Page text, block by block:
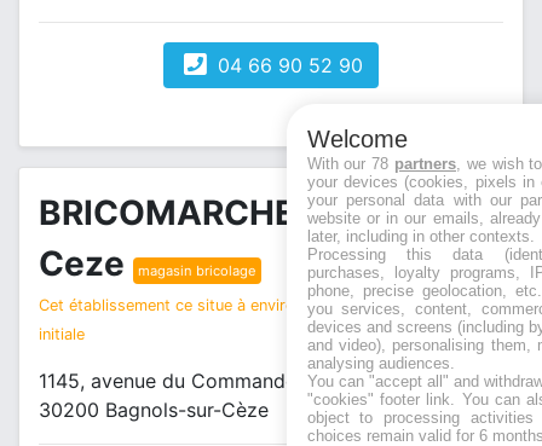
04 66 90 52 90
BRICOMARCHE Bagnols sur
Ceze
magasin bricolage
Cet établissement ce situe à environ 1 km de votre recherche
initiale
1145, avenue du Commando Vigan Braquet
30200 Bagnols-sur-Cèze
Welcome
With our 78 partners, we wish
your devices (cookies, pixels
your personal data with our
website or in our emails,
later, including in other contexts.
Processing this data
purchases, loyalty programs,
phone, precise geolocation,
you services, content,
devices and screens (including
and video), personalising them,
analysing audiences.
You can "accept all" and
"cookies" footer link. You can
object to processing
choices remain valid for 6